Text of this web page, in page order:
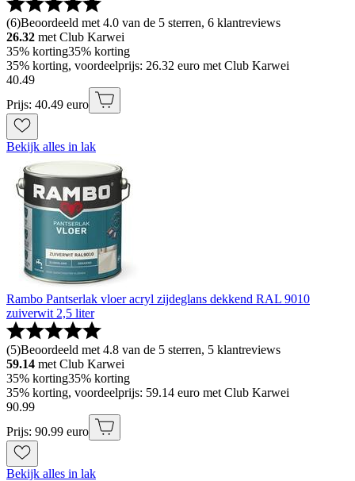
(6)Beoordeeld met 4.0 van de 5 sterren, 6 klantreviews
26.32 met Club Karwei
35% korting35% korting
35% korting, voordeelprijs: 26.32 euro met Club Karwei
40.49
Prijs: 40.49 euro
Bekijk alles in lak
Rambo Pantserlak vloer acryl zijdeglans dekkend RAL 9010
zuiverwit 2,5 liter
(5)Beoordeeld met 4.8 van de 5 sterren, 5 klantreviews
59.14 met Club Karwei
35% korting35% korting
35% korting, voordeelprijs: 59.14 euro met Club Karwei
90.99
Prijs: 90.99 euro
Bekijk alles in lak